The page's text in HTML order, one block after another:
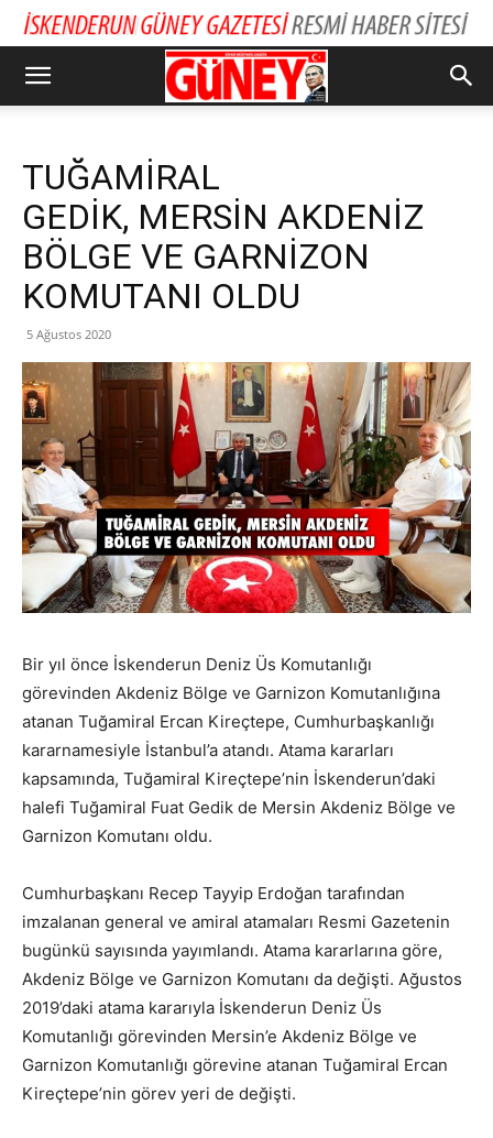
TUĞAMİRAL
GEDİK, MERSİN AKDENİZ
BÖLGE VE GARNİZON
KOMUTANI OLDU
5 Ağustos 2020
Bir yıl önce İskenderun Deniz Üs Komutanlığı
görevinden Akdeniz Bölge ve Garnizon Komutanlığına
atanan Tuğamiral Ercan Kireçtepe, Cumhurbaşkanlığı
kararnamesiyle İstanbul’a atandı. Atama kararları
kapsamında, Tuğamiral Kireçtepe’nin İskenderun’daki
halefi Tuğamiral Fuat Gedik de Mersin Akdeniz Bölge ve
Garnizon Komutanı oldu.
Cumhurbaşkanı Recep Tayyip Erdoğan tarafından
imzalanan general ve amiral atamaları Resmi Gazetenin
bugünkü sayısında yayımlandı. Atama kararlarına göre,
Akdeniz Bölge ve Garnizon Komutanı da değişti. Ağustos
2019’daki atama kararıyla İskenderun Deniz Üs
Komutanlığı görevinden Mersin’e Akdeniz Bölge ve
Garnizon Komutanlığı görevine atanan Tuğamiral Ercan
Kireçtepe’nin görev yeri de değişti.